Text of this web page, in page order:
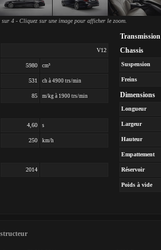
sur 4 - Cliquez sur une image pour afficher le zoom.
V12
5980 cm³
531 ch à 4900 trs/min
85 m/kg à 1900 trs/min
4,60 s
250 km/h
2014
Transmission
Chassis
Suspension
Freins
Dimensions
Longueur
Largeur
Hauteur
Empattement
Réservoir
Poids à vide